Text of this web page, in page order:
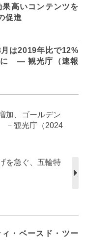
高いコンテンツを
促進
は2019年比で12%
に ― 観光庁（速報
加、ゴールデン
－観光庁（2024
を急ぐ、五輪特
・ベースド・ツー